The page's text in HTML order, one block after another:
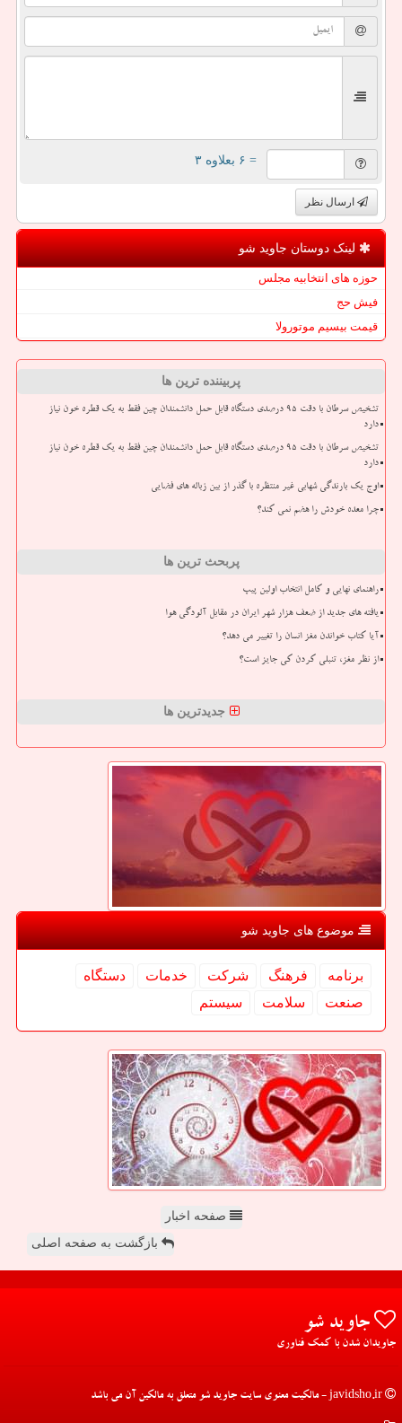
= ۶ بعلاوه ۳
ارسال نظر
لینک دوستان جاوید شو
حوزه های انتخابیه مجلس
فیش حج
قیمت بیسیم موتورولا
پربیننده ترین ها
تشخیص سرطان با دقت ۹۵ درصدی دستگاه قابل حمل دانشمندان چین فقط به یک قطره خون نیاز
دارد
تشخیص سرطان با دقت ۹۵ درصدی دستگاه قابل حمل دانشمندان چین فقط به یک قطره خون نیاز
دارد
اوج یک بارندگی شهابی غیر منتظره با گذر از بین زباله های فضایی
چرا معده خودش را هضم نمی کند؟
پربحث ترین ها
راهنمای نهایی و کامل انتخاب اولین پیپ
یافته های جدید از ضعف هزار شهر ایران در مقابل آلودگی هوا
آیا کتاب خواندن مغز انسان را تغییر می دهد؟
از نظر مغز، تنبلی کردن کی جایز است؟
جدیدترین ها
موضوع های جاوید شو
برنامه فرهنگ شركت خدمات
دستگاه
صنعت
سلامت سیستم
صفحه اخبار
بازگشت به صفحه اصلی
جاوید شو
جاویدان شدن با کمک فناوری